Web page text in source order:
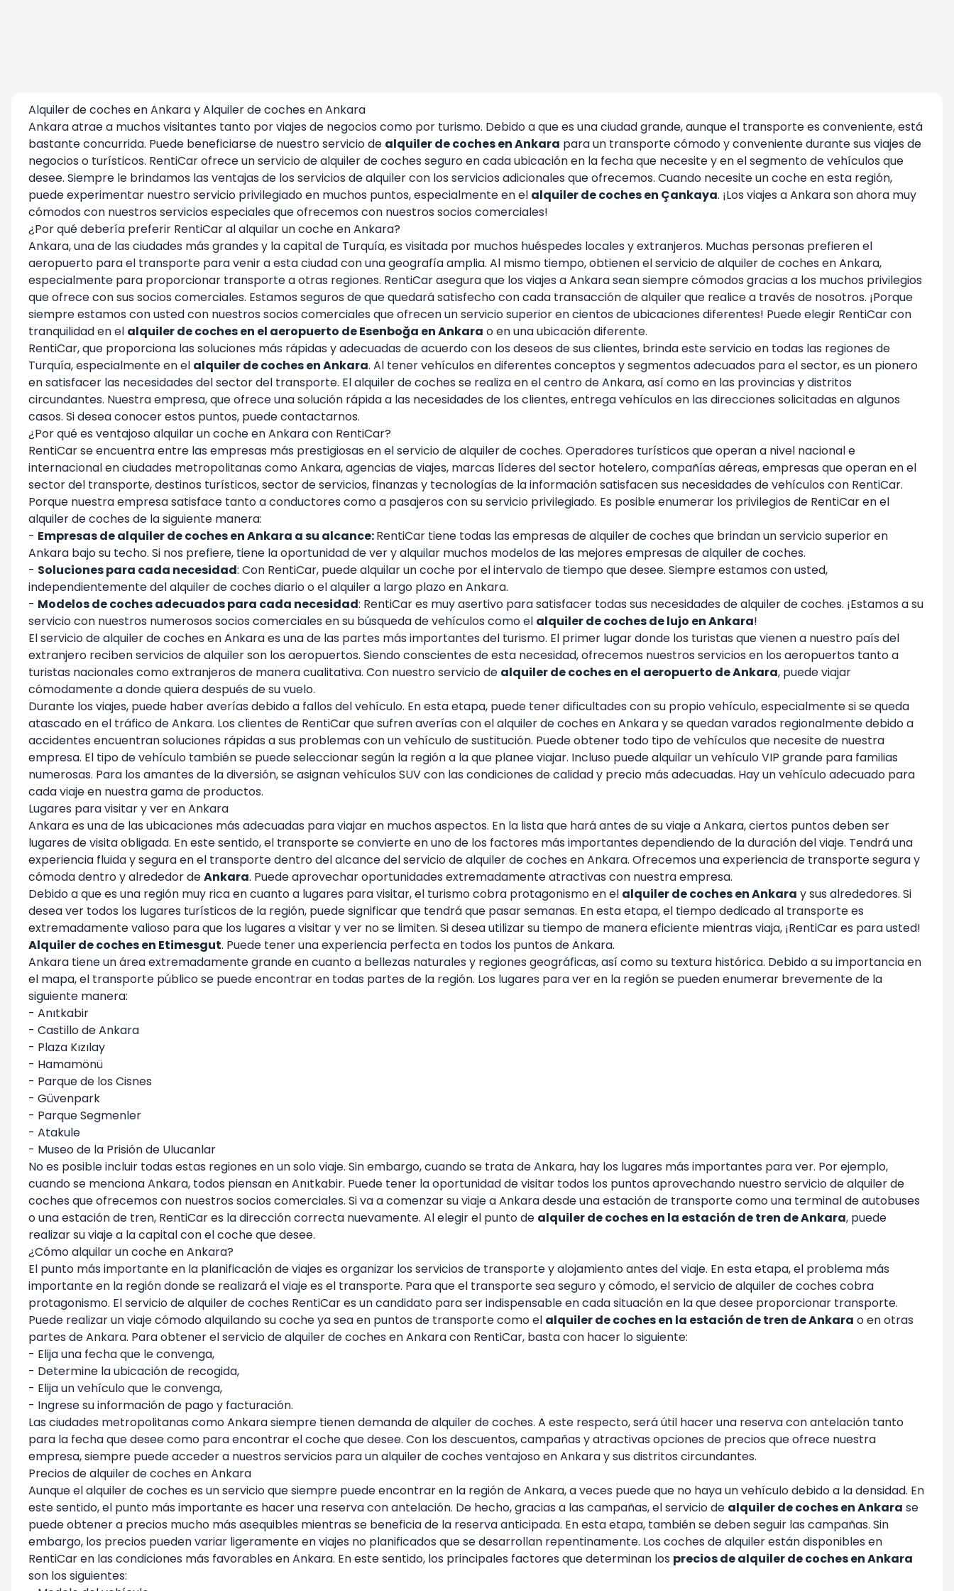
Alquiler de coches en Ankara y Alquiler de coches en Ankara
Ankara atrae a muchos visitantes tanto por viajes de negocios como por turismo. Debido a que es una ciudad grande, aunque el transporte es conveniente, está
bastante concurrida. Puede beneficiarse de nuestro servicio de alquiler de coches en Ankara para un transporte cómodo y conveniente durante sus viajes de
negocios o turísticos. RentiCar ofrece un servicio de alquiler de coches seguro en cada ubicación en la fecha que necesite y en el segmento de vehículos que
desee. Siempre le brindamos las ventajas de los servicios de alquiler con los servicios adicionales que ofrecemos. Cuando necesite un coche en esta región,
puede experimentar nuestro servicio privilegiado en muchos puntos, especialmente en el alquiler de coches en Çankaya. ¡Los viajes a Ankara son ahora muy
cómodos con nuestros servicios especiales que ofrecemos con nuestros socios comerciales!
¿Por qué debería preferir RentiCar al alquilar un coche en Ankara?
Ankara, una de las ciudades más grandes y la capital de Turquía, es visitada por muchos huéspedes locales y extranjeros. Muchas personas prefieren el
aeropuerto para el transporte para venir a esta ciudad con una geografía amplia. Al mismo tiempo, obtienen el servicio de alquiler de coches en Ankara,
especialmente para proporcionar transporte a otras regiones. RentiCar asegura que los viajes a Ankara sean siempre cómodos gracias a los muchos privilegios
que ofrece con sus socios comerciales. Estamos seguros de que quedará satisfecho con cada transacción de alquiler que realice a través de nosotros. ¡Porque
siempre estamos con usted con nuestros socios comerciales que ofrecen un servicio superior en cientos de ubicaciones diferentes! Puede elegir RentiCar con
tranquilidad en el alquiler de coches en el aeropuerto de Esenboğa en Ankara o en una ubicación diferente.
RentiCar, que proporciona las soluciones más rápidas y adecuadas de acuerdo con los deseos de sus clientes, brinda este servicio en todas las regiones de
Turquía, especialmente en el alquiler de coches en Ankara. Al tener vehículos en diferentes conceptos y segmentos adecuados para el sector, es un pionero
en satisfacer las necesidades del sector del transporte. El alquiler de coches se realiza en el centro de Ankara, así como en las provincias y distritos
circundantes. Nuestra empresa, que ofrece una solución rápida a las necesidades de los clientes, entrega vehículos en las direcciones solicitadas en algunos
casos. Si desea conocer estos puntos, puede contactarnos.
¿Por qué es ventajoso alquilar un coche en Ankara con RentiCar?
RentiCar se encuentra entre las empresas más prestigiosas en el servicio de alquiler de coches. Operadores turísticos que operan a nivel nacional e
internacional en ciudades metropolitanas como Ankara, agencias de viajes, marcas líderes del sector hotelero, compañías aéreas, empresas que operan en el
sector del transporte, destinos turísticos, sector de servicios, finanzas y tecnologías de la información satisfacen sus necesidades de vehículos con RentiCar.
Porque nuestra empresa satisface tanto a conductores como a pasajeros con su servicio privilegiado. Es posible enumerar los privilegios de RentiCar en el
alquiler de coches de la siguiente manera:
- Empresas de alquiler de coches en Ankara a su alcance:RentiCar tiene todas las empresas de alquiler de coches que brindan un servicio superior en
Ankara bajo su techo. Si nos prefiere, tiene la oportunidad de ver y alquilar muchos modelos de las mejores empresas de alquiler de coches.
- Soluciones para cada necesidad: Con RentiCar, puede alquilar un coche por el intervalo de tiempo que desee. Siempre estamos con usted,
independientemente del alquiler de coches diario o el alquiler a largo plazo en Ankara.
- Modelos de coches adecuados para cada necesidad: RentiCar es muy asertivo para satisfacer todas sus necesidades de alquiler de coches. ¡Estamos a su
servicio con nuestros numerosos socios comerciales en su búsqueda de vehículos como el alquiler de coches de lujo en Ankara!
El servicio de alquiler de coches en Ankara es una de las partes más importantes del turismo. El primer lugar donde los turistas que vienen a nuestro país del
extranjero reciben servicios de alquiler son los aeropuertos. Siendo conscientes de esta necesidad, ofrecemos nuestros servicios en los aeropuertos tanto a
turistas nacionales como extranjeros de manera cualitativa. Con nuestro servicio de alquiler de coches en el aeropuerto de Ankara, puede viajar
cómodamente a donde quiera después de su vuelo.
Durante los viajes, puede haber averías debido a fallos del vehículo. En esta etapa, puede tener dificultades con su propio vehículo, especialmente si se queda
atascado en el tráfico de Ankara. Los clientes de RentiCar que sufren averías con el alquiler de coches en Ankara y se quedan varados regionalmente debido a
accidentes encuentran soluciones rápidas a sus problemas con un vehículo de sustitución. Puede obtener todo tipo de vehículos que necesite de nuestra
empresa. El tipo de vehículo también se puede seleccionar según la región a la que planee viajar. Incluso puede alquilar un vehículo VIP grande para familias
numerosas. Para los amantes de la diversión, se asignan vehículos SUV con las condiciones de calidad y precio más adecuadas. Hay un vehículo adecuado para
cada viaje en nuestra gama de productos.
Lugares para visitar y ver en Ankara
Ankara es una de las ubicaciones más adecuadas para viajar en muchos aspectos. En la lista que hará antes de su viaje a Ankara, ciertos puntos deben ser
lugares de visita obligada. En este sentido, el transporte se convierte en uno de los factores más importantes dependiendo de la duración del viaje. Tendrá una
experiencia fluida y segura en el transporte dentro del alcance del servicio de alquiler de coches en Ankara. Ofrecemos una experiencia de transporte segura y
cómoda dentro y alrededor deAnkara. Puede aprovechar oportunidades extremadamente atractivas con nuestra empresa.
Debido a que es una región muy rica en cuanto a lugares para visitar, el turismo cobra protagonismo en el alquiler de coches en Ankara y sus alrededores. Si
desea ver todos los lugares turísticos de la región, puede significar que tendrá que pasar semanas. En esta etapa, el tiempo dedicado al transporte es
extremadamente valioso para que los lugares a visitar y ver no se limiten. Si desea utilizar su tiempo de manera eficiente mientras viaja, ¡RentiCar es para usted!
Alquiler de coches en Etimesgut. Puede tener una experiencia perfecta en todos los puntos de Ankara.
Ankara tiene un área extremadamente grande en cuanto a bellezas naturales y regiones geográficas, así como su textura histórica. Debido a su importancia en
el mapa, el transporte público se puede encontrar en todas partes de la región. Los lugares para ver en la región se pueden enumerar brevemente de la
siguiente manera:
- Anıtkabir
- Castillo de Ankara
- Plaza Kızılay
- Hamamönü
- Parque de los Cisnes
- Güvenpark
- Parque Segmenler
- Atakule
- Museo de la Prisión de Ulucanlar
No es posible incluir todas estas regiones en un solo viaje. Sin embargo, cuando se trata de Ankara, hay los lugares más importantes para ver. Por ejemplo,
cuando se menciona Ankara, todos piensan en Anıtkabir. Puede tener la oportunidad de visitar todos los puntos aprovechando nuestro servicio de alquiler de
coches que ofrecemos con nuestros socios comerciales. Si va a comenzar su viaje a Ankara desde una estación de transporte como una terminal de autobuses
o una estación de tren, RentiCar es la dirección correcta nuevamente. Al elegir el punto de alquiler de coches en la estación de tren de Ankara, puede
realizar su viaje a la capital con el coche que desee.
¿Cómo alquilar un coche en Ankara?
El punto más importante en la planificación de viajes es organizar los servicios de transporte y alojamiento antes del viaje. En esta etapa, el problema más
importante en la región donde se realizará el viaje es el transporte. Para que el transporte sea seguro y cómodo, el servicio de alquiler de coches cobra
protagonismo. El servicio de alquiler de coches RentiCar es un candidato para ser indispensable en cada situación en la que desee proporcionar transporte.
Puede realizar un viaje cómodo alquilando su coche ya sea en puntos de transporte como el alquiler de coches en la estación de tren de Ankara o en otras
partes de Ankara. Para obtener el servicio de alquiler de coches en Ankara con RentiCar, basta con hacer lo siguiente:
- Elija una fecha que le convenga,
- Determine la ubicación de recogida,
- Elija un vehículo que le convenga,
- Ingrese su información de pago y facturación.
Las ciudades metropolitanas como Ankara siempre tienen demanda de alquiler de coches. A este respecto, será útil hacer una reserva con antelación tanto
para la fecha que desee como para encontrar el coche que desee. Con los descuentos, campañas y atractivas opciones de precios que ofrece nuestra
empresa, siempre puede acceder a nuestros servicios para un alquiler de coches ventajoso en Ankara y sus distritos circundantes.
Precios de alquiler de coches en Ankara
Aunque el alquiler de coches es un servicio que siempre puede encontrar en la región de Ankara, a veces puede que no haya un vehículo debido a la densidad. En
este sentido, el punto más importante es hacer una reserva con antelación. De hecho, gracias a las campañas, el servicio de alquiler de coches en Ankara se
puede obtener a precios mucho más asequibles mientras se beneficia de la reserva anticipada. En esta etapa, también se deben seguir las campañas. Sin
embargo, los precios pueden variar ligeramente en viajes no planificados que se desarrollan repentinamente. Los coches de alquiler están disponibles en
RentiCar en las condiciones más favorables en Ankara. En este sentido, los principales factores que determinan los precios de alquiler de coches en Ankara
son los siguientes: